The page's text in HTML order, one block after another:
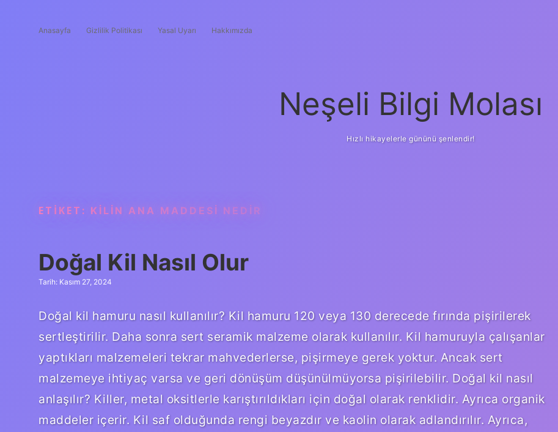
Anasayfa Gizlilik Politikası Yasal Uyarı Hakkımızda
Neşeli Bilgi Molası
Hızlı hikayelerle gününü şenlendir!
ETIKET: KILIN ANA MADDESI NEDIR
Doğal Kil Nasıl Olur
Tarih: Kasım 27, 2024
Doğal kil hamuru nasıl kullanılır? Kil hamuru 120 veya 130 derecede fırında pişirilerek
sertleştirilir. Daha sonra sert seramik malzeme olarak kullanılır. Kil hamuruyla çalışanlar
yaptıkları malzemeleri tekrar mahvederlerse, pişirmeye gerek yoktur. Ancak sert
malzemeye ihtiyaç varsa ve geri dönüşüm düşünülmüyorsa pişirilebilir. Doğal kil nasıl
anlaşılır? Killer, metal oksitlerle karıştırıldıkları için doğal olarak renklidir. Ayrıca organik
maddeler içerir. Kil saf olduğunda rengi beyazdır ve kaolin olarak adlandırılır. Ayrıca,